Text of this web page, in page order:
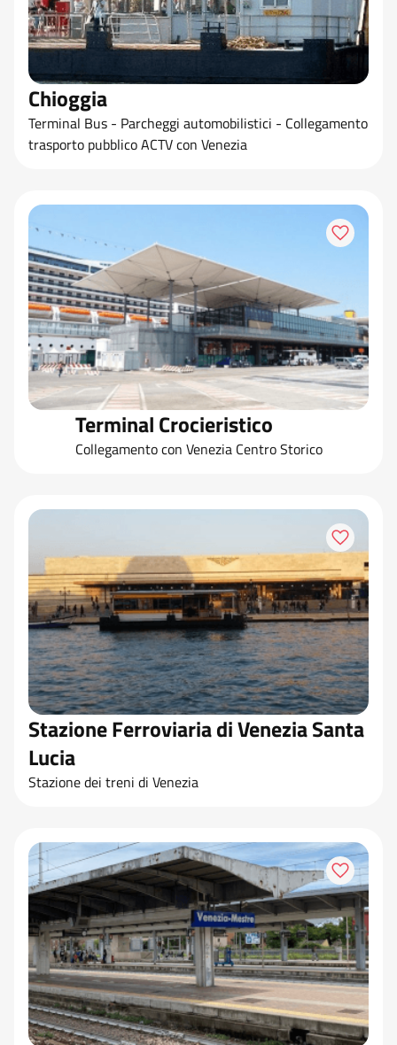
Chioggia
Terminal Bus - Parcheggi automobilistici - Collegamento
trasporto pubblico ACTV con Venezia
Terminal Crocieristico
Collegamento con Venezia Centro Storico
Stazione Ferroviaria di Venezia Santa
Lucia
Stazione dei treni di Venezia